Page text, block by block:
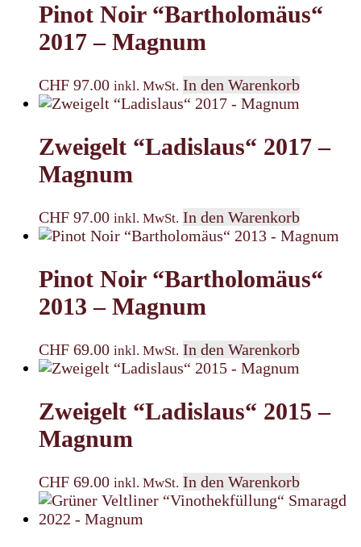
Pinot Noir “Bartholomäus“
2017 – Magnum
CHF 97.00 inkl. MwSt. In den Warenkorb
Zweigelt “Ladislaus“ 2017 –
Magnum
CHF 97.00 inkl. MwSt. In den Warenkorb
Pinot Noir “Bartholomäus“
2013 – Magnum
CHF 69.00 inkl. MwSt. In den Warenkorb
Zweigelt “Ladislaus“ 2015 –
Magnum
CHF 69.00 inkl. MwSt. In den Warenkorb